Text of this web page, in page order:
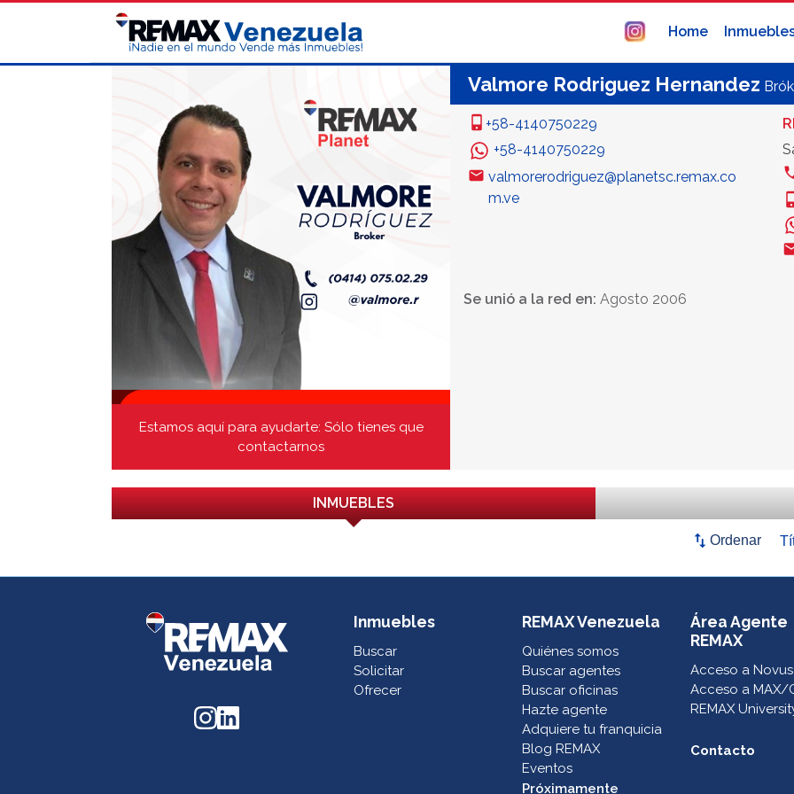
Home
Estamos aquí para ayudarte: Sólo tienes que
contactarnos
Valmore Rodriguez Hernandez
+58-4140750229
+58-4140750229
valmorerodriguez@planetsc.remax.co
m.ve
Se unió a la red en: Agosto 2006
INMUEBLES
swap_vert Ordenar
Inmuebles
Buscar
Solicitar
Ofrecer
REMAX Venezuela
Quiénes somos
Buscar agentes
Buscar oficinas
Hazte agente
Adquiere tu franquicia
Blog REMAX
Eventos
Próximamente
Área Agente
REMAX
Acceso a Novus
Acceso a MAX/
REMAX
Contacto